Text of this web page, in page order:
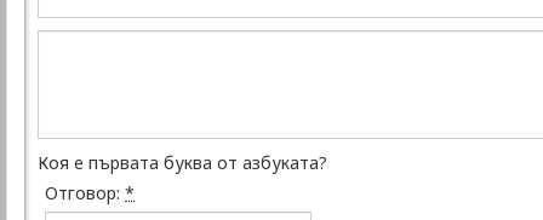
Коя е първата буква от азбуката?
Отговор: *